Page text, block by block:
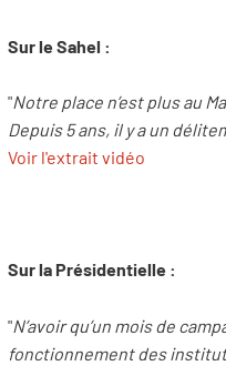
Sur le Sahel :
"Notre place n’est plus au
Depuis 5 ans, il y a un
Voir l'extrait vidéo
Sur la Présidentielle :
"N’avoir qu’un mois de
fonctionnement des